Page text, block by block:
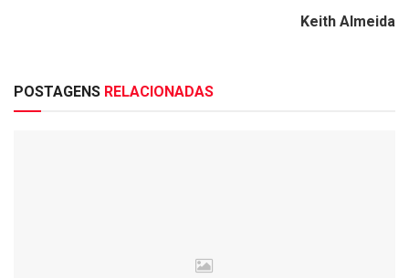
Keith Almeida
POSTAGENS RELACIONADAS